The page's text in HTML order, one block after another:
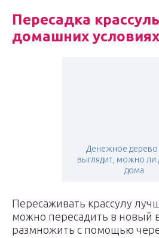
Пересадка
домашних условиях
Денежное
выглядит, можно ли
дома
Пересаживать крассулу
можно пересадить в новый
размножить с помощью